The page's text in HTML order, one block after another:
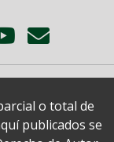
o total de
publicados se